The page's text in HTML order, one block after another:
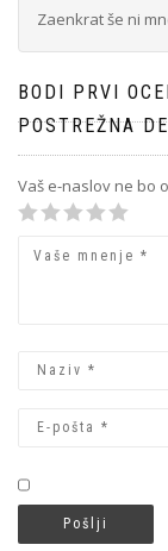
Zaenkrat še ni
BODI PRVI
POSTREŽNA
Vaš e-naslov ne bo
1
2 od 5
3 od 5
4 od 5
5 od 5 zvezdic